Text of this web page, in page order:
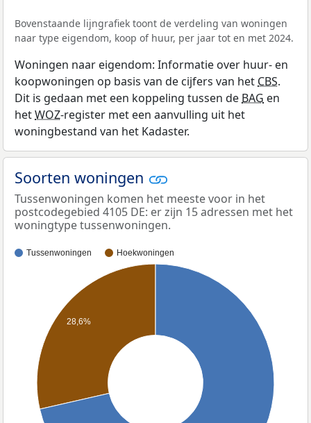
Bovenstaande lijngrafiek toont de verdeling van woningen
naar type eigendom, koop of huur, per jaar tot en met 2024.
Woningen naar eigendom: Informatie over huur- en
koopwoningen op basis van de cijfers van het CBS.
Dit is gedaan met een koppeling tussen de BAG en
hetWOZ-register met een aanvulling uit het
woningbestand van het Kadaster.
Soorten woningen
Tussenwoningen komen het meeste voor in het
postcodegebied 4105 DE: er zijn 15 adressen met het
woningtype tussenwoningen.
Tussenwoningen Hoekwoningen
28,6%